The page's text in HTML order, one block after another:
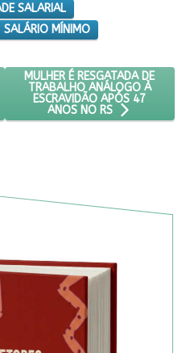
SALARIAL
SALÁRIO MÍNIMO
DISCUTE APOSENTADORIA DE
PRÓXIMO ARTIGO: MULHER É
MULHER É RESGATADA DE
TRABALHO ANÁLOGO À
ESCRAVIDÃO APÓS 47
ANOS NO RS